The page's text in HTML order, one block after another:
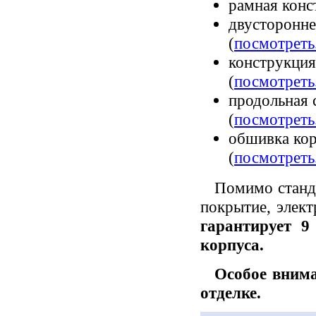
рамная
(
(
продольная
(
обшивка
(
Помимо
покрытие,
гарантирует
корпуса.
Особое
отделке.